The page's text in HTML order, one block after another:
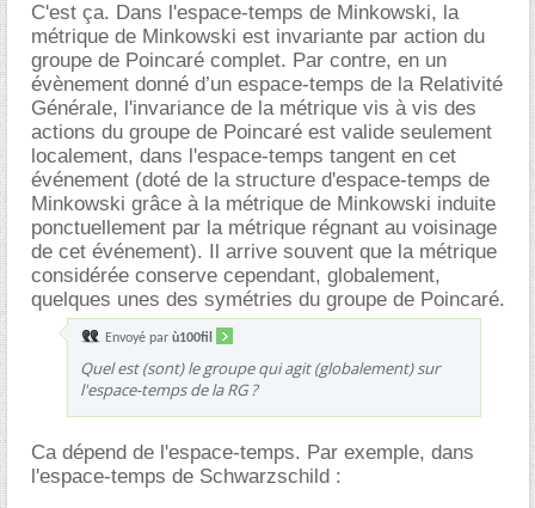
C'est ça. Dans l'espace-temps de Minkowski, la
métrique de Minkowski est invariante par action du
groupe de Poincaré complet. Par contre, en un
évènement donné d’un espace-temps de la Relativité
Générale, l'invariance de la métrique vis à vis des
actions du groupe de Poincaré est valide seulement
localement, dans l'espace-temps tangent en cet
événement (doté de la structure d'espace-temps de
Minkowski grâce à la métrique de Minkowski induite
ponctuellement par la métrique régnant au voisinage
de cet événement). Il arrive souvent que la métrique
considérée conserve cependant, globalement,
quelques unes des symétries du groupe de Poincaré.
Envoyé par ù100fil
Quel est (sont) le groupe qui agit (globalement) sur
l'espace-temps de la RG ?
Ca dépend de l'espace-temps. Par exemple, dans
l'espace-temps de Schwarzschild :